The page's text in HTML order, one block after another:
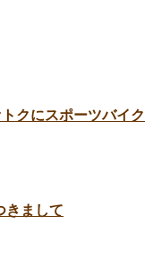
クにスポーツバイク
きまして